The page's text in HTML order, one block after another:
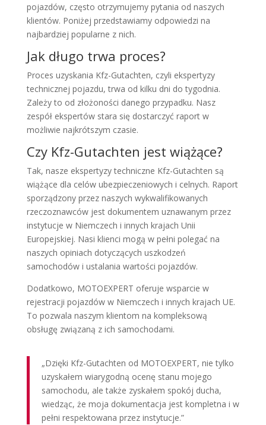
pojazdów, często otrzymujemy pytania od naszych
klientów. Poniżej przedstawiamy odpowiedzi na
najbardziej popularne z nich.
Jak długo trwa proces?
Proces uzyskania Kfz-Gutachten, czyli ekspertyzy
technicznej pojazdu, trwa od kilku dni do tygodnia.
Zależy to od złożoności danego przypadku. Nasz
zespół ekspertów stara się dostarczyć raport w
możliwie najkrótszym czasie.
Czy Kfz-Gutachten jest wiążące?
Tak, nasze ekspertyzy techniczne Kfz-Gutachten są
wiążące dla celów ubezpieczeniowych i celnych. Raport
sporządzony przez naszych wykwalifikowanych
rzeczoznawców jest dokumentem uznawanym przez
instytucje w Niemczech i innych krajach Unii
Europejskiej. Nasi klienci mogą w pełni polegać na
naszych opiniach dotyczących uszkodzeń
samochodów i ustalania wartości pojazdów.
Dodatkowo, MOTOEXPERT oferuje wsparcie w
rejestracji pojazdów w Niemczech i innych krajach UE.
To pozwala naszym klientom na kompleksową
obsługę związaną z ich samochodami.
„Dzięki Kfz-Gutachten od MOTOEXPERT, nie tylko
uzyskałem wiarygodną ocenę stanu mojego
samochodu, ale także zyskałem spokój ducha,
wiedząc, że moja dokumentacja jest kompletna i w
pełni respektowana przez instytucje.”